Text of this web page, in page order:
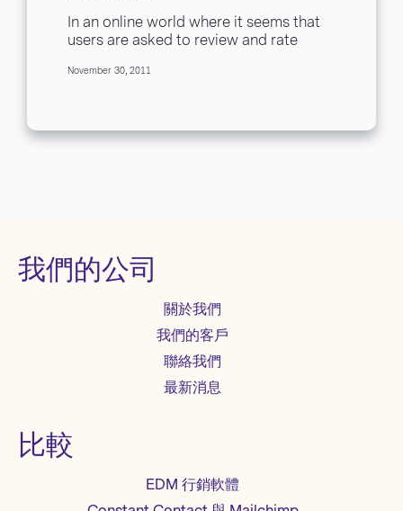
In an online world where it seems that
users are asked to review and rate
November 30, 2011
我們的公司
關於我們
我們的客戶
聯絡我們
最新消息
比較
EDM 行銷軟體